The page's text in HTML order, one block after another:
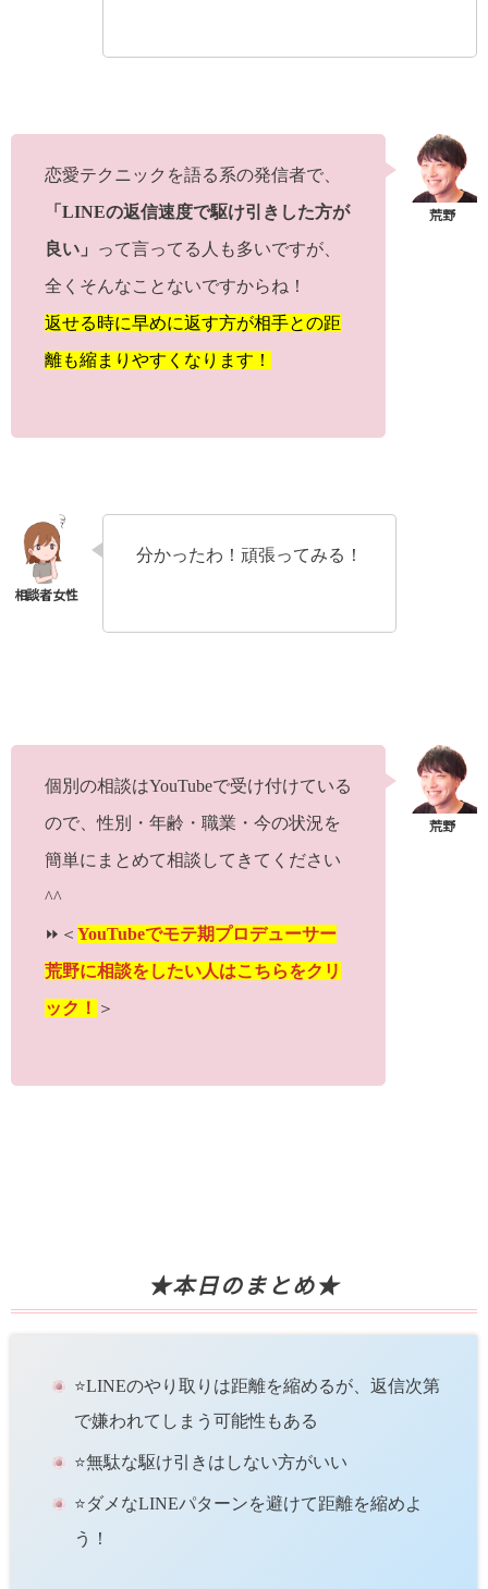
恋愛テクニックを語る系の発信者で、
「LINEの返信速度で駆け引きした方が
良い」
って言ってる人も多いですが、
全くそんなことないですからね！
返せる時に早めに返す方が相手との距
離も縮まりやすくなります！
分かったわ！頑張ってみる！
個別の相談はYouTubeで受け付けている
ので、性別・年齢・職業・今の状況を
簡単にまとめて相談してきてください
^^
⏩＜ YouTubeでモテ期プロデューサー
荒野に相談をしたい人はこちらをクリ
ック！ ＞
★本日のまとめ★
⭐️LINEのやり取りは距離を縮めるが、返信次第
で嫌われてしまう可能性もある
⭐️無駄な駆け引きはしない方がいい
⭐️ダメなLINEパターンを避けて距離を縮めよ
う！